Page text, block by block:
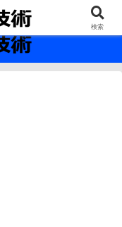
フラ。
検索